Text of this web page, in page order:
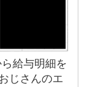
給与明細を
じさんのエ